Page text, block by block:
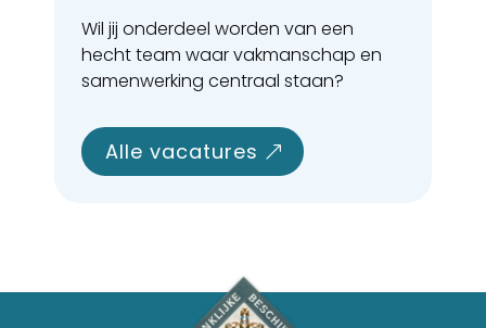
Wil jij onderdeel worden van een
hecht team waar vakmanschap en
samenwerking centraal staan?
alle vacatures